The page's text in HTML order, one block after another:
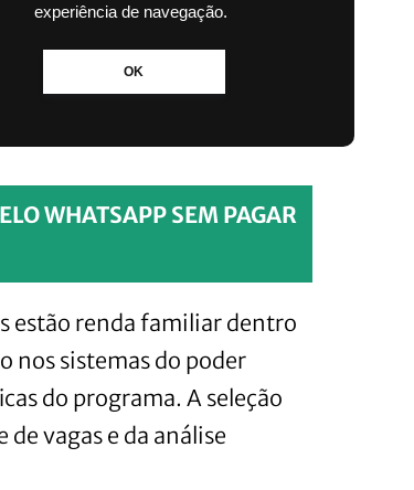
experiência de navegação.
OK
requisitos definidos pelo
WHATSAPP SEM PAGAR
estão renda familiar dentro
nos sistemas do poder
do programa. A seleção
vagas e da análise